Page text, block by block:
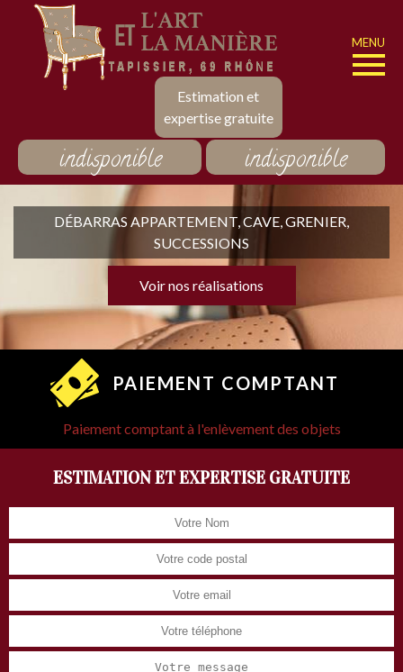
Estimation et
expertise gratuite
MENU
indisponible indisponible
DÉBARRAS APPARTEMENT, CAVE, GRENIER,
SUCCESSIONS
Voir nos réalisations
PAIEMENT COMPTANT
Paiement comptant à l'enlèvement des objets
ESTIMATION ET EXPERTISE GRATUITE